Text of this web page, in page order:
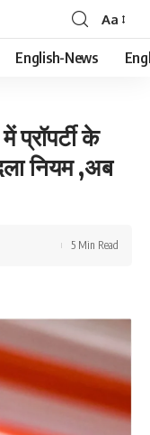
Font
Resizer
Aa
English-News
प्रॉपर्टी के
नियम ,अब
5 Min Read